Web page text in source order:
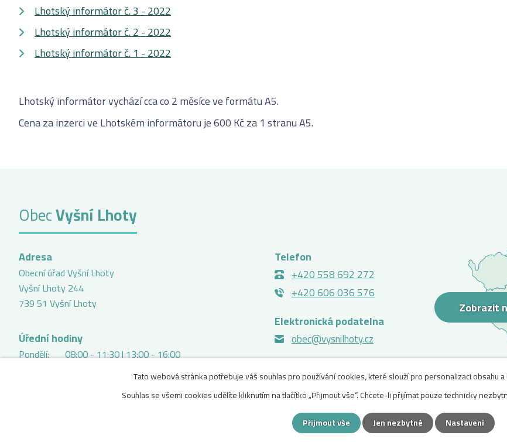
Tato webová stránka potřebuje váš souhlas pro používání cookies, které slouží pro personalizaci obsahu
Souhlas se všemi cookies udělíte kliknutím na tlačítko „Přijmout vše“. Chcete-li přijímat pouze technicky
Přijmout vše
Jen nezbytné Nastavení
Lhotský informátor č. 3 - 2022
Lhotský informátor č. 2 - 2022
Lhotský informátor č. 1 - 2022
Lhotský informátor vychází cca co 2 měsíce ve formátu A5.
Cena za inzerci ve Lhotském informátoru je 600 Kč za 1 stranu A5.
ObecVyšní Lhoty
Adresa
Obecní úřad Vyšní Lhoty
Vyšní Lhoty 244
739 51 Vyšní Lhoty
Úřední hodiny
Pondělí: 08:00 - 11:30|13:00 - 16:00
13:00 - 16:00
Telefon
+420 558 692 272
+420 606 036 576
Elektronická podatelna
obec@vysnilhoty.cz
Zobrazit
Prohlášení o přístupnosti,Mapa stránek